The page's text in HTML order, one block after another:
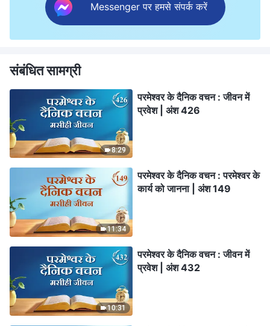
Messenger पर हमसे संपर्क करें
संबंधित सामग्री
8:29
परमेश्वर के दैनिक वचन : जीवन में
प्रवेश | अंश 426
11:34
परमेश्वर के दैनिक वचन : परमेश्वर के
कार्य को जानना | अंश 149
10:31
परमेश्वर के दैनिक वचन : जीवन में
प्रवेश | अंश 432